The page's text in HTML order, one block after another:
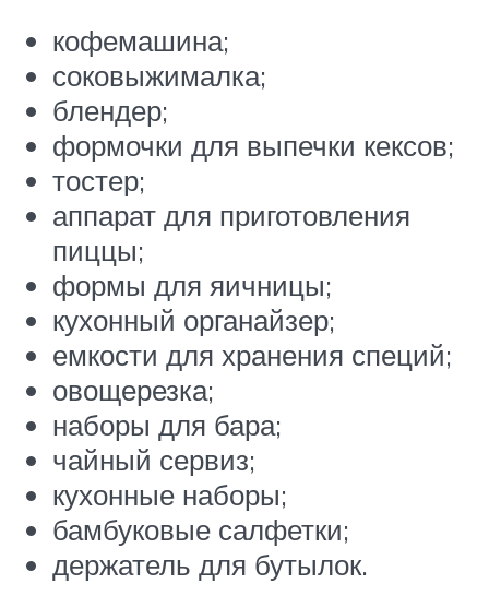
кофемашина;
соковыжималка;
блендер;
формочки для выпечки кексов;
тостер;
аппарат для приготовления
пиццы;
формы для яичницы;
кухонный органайзер;
емкости для хранения специй;
овощерезка;
наборы для бара;
чайный сервиз;
кухонные наборы;
бамбуковые салфетки;
держатель для бутылок.